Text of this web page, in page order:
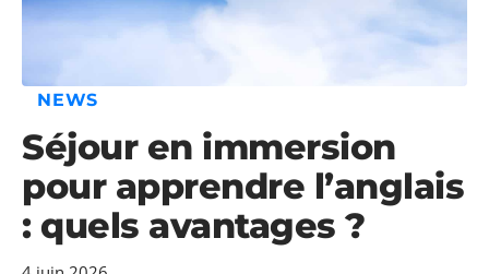
NEWS
Séjour en immersion
pour apprendre l’anglais
: quels avantages ?